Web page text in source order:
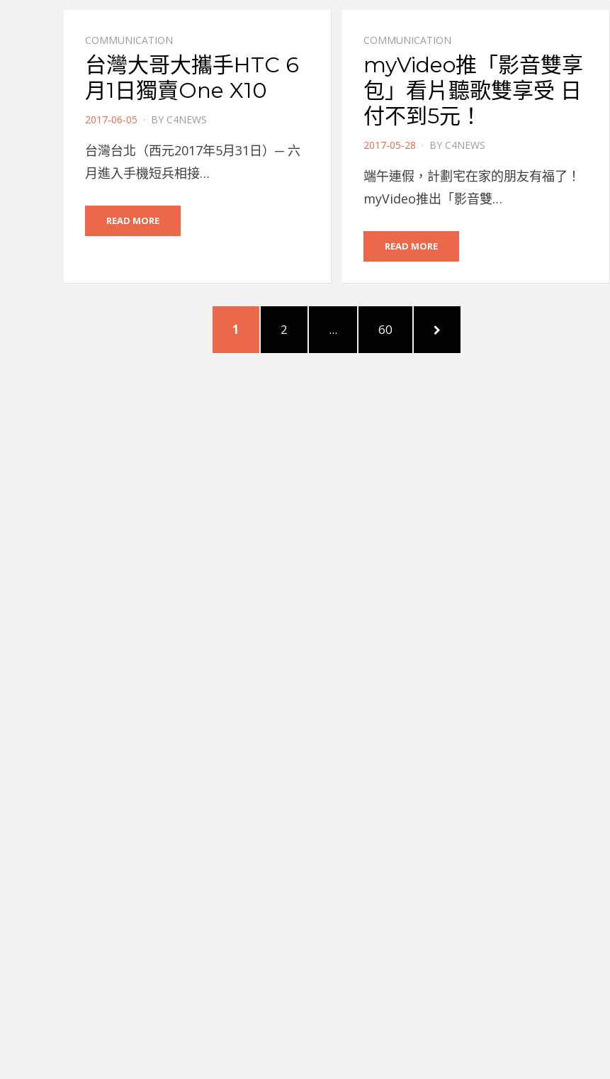
COMMUNICATION
台灣大哥大攜手HTC 6
月1日獨賣One X10
POSTED
2017-06-05 BY C4NEWS
台灣台北（西元2017年5月31日）─ 六
月進入手機短兵相接…
READ MORE
COMMUNICATION
myVideo推「影音雙享
包」看片聽歌雙享受 日
付不到5元！
POSTED
2017-05-28 BY C4NEWS
端午連假，計劃宅在家的朋友有福了！
myVideo推出「影音雙…
READ MORE
PAGE
1 PAGE
2 ... PAGE
60
NEXT
PAGE